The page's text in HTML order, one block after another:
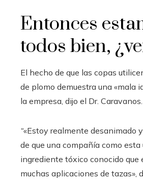
Entonces
todos bien,
El hecho de que las copas
de plomo demuestra una «mala
la empresa, dijo el Dr. Caravanos.
“«Estoy realmente desanimado
de que una compañía como esta
ingrediente tóxico conocido que
muchas aplicaciones de tazas»,